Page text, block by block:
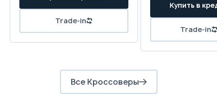
Все Кроссоверы